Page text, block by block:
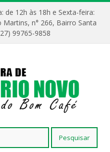
de 12h às 18h e Sexta-feira:
Martins, n° 266, Bairro Santa
99765-9858